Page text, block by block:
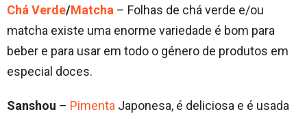
Chá Verde/Matcha – Folhas de chá verde e/ou
matcha existe uma enorme variedade é bom para
beber e para usar em todo o género de produtos em
especial doces.
Sanshou – Pimenta Japonesa, é deliciosa e é usada